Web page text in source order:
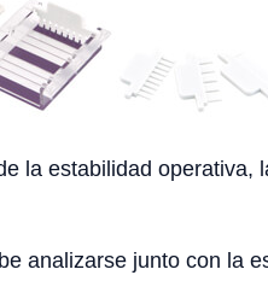
la estabilidad
analizarse junto con la